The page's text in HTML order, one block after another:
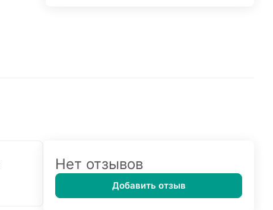
Нет отзывов
Добавить отзыв